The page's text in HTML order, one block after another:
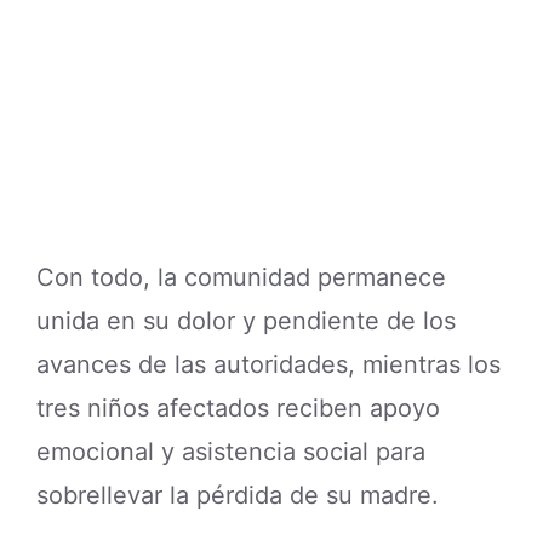
Con todo, la comunidad permanece
unida en su dolor y pendiente de los
avances de las autoridades, mientras los
tres niños afectados reciben apoyo
emocional y asistencia social para
sobrellevar la pérdida de su madre.